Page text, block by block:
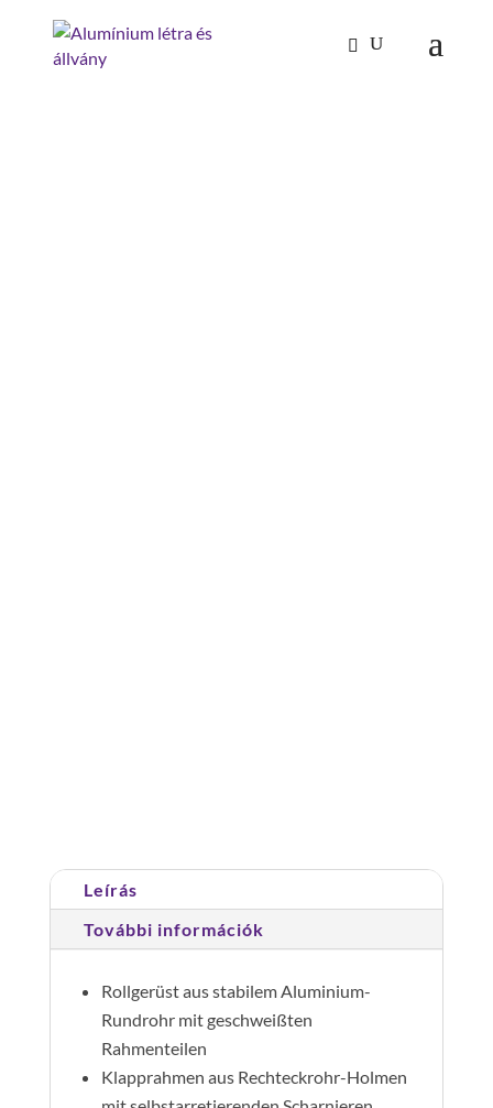
Kezdőlap/Mászástechnika
Összecsukható
Leírás
További információk
Rollgerüst aus stabilem Aluminium-
Rundrohr mit geschweißten
Rahmenteilen
Klapprahmen aus Rechteckrohr-Holmen